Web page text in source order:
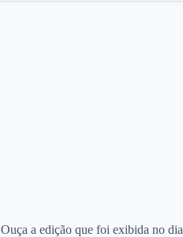
a edição que foi exibida no dia